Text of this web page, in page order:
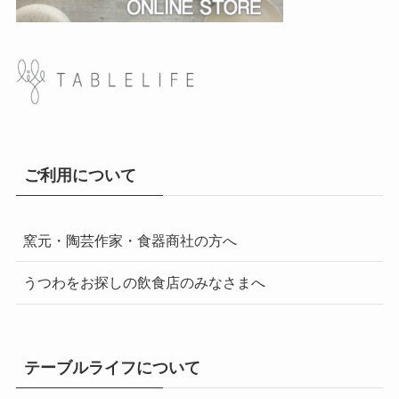
ご利用について
窯元・陶芸作家・食器商社の方へ
うつわをお探しの飲食店のみなさまへ
テーブルライフについて